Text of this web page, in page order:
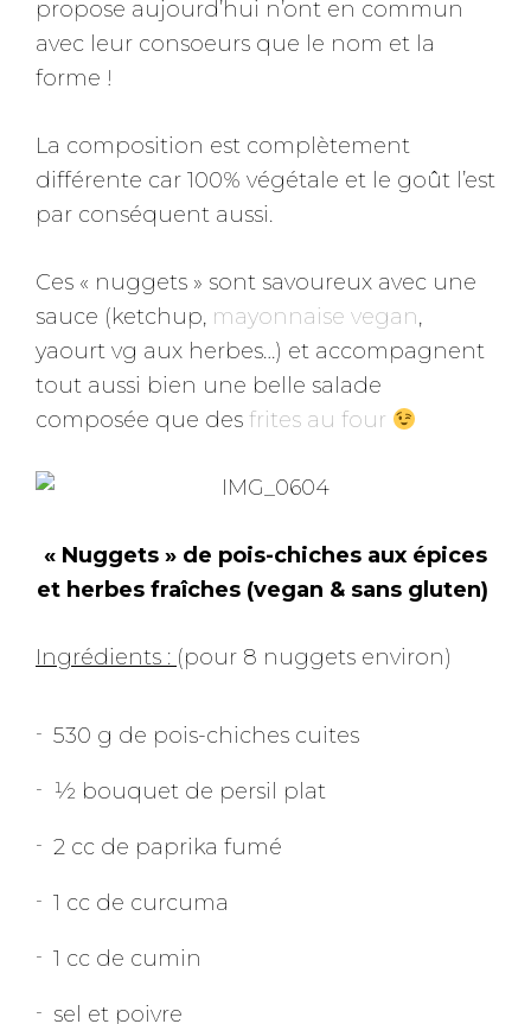
propose aujourd’hui n’ont en commun
avec leur consoeurs que le nom et la
forme !
La composition est complètement
différente car 100% végétale et le goût l’est
par conséquent aussi.
Ces « nuggets » sont savoureux avec une
sauce (ketchup, mayonnaise vegan,
yaourt vg aux herbes…) et accompagnent
tout aussi bien une belle salade
composée que des frites au four
« Nuggets » de pois-chiches aux épices
et herbes fraîches (vegan & sans gluten)
Ingrédients : (pour 8 nuggets environ)
530 g de pois-chiches cuites
½ bouquet de persil plat
2 cc de paprika fumé
1 cc de curcuma
1 cc de cumin
sel et poivre